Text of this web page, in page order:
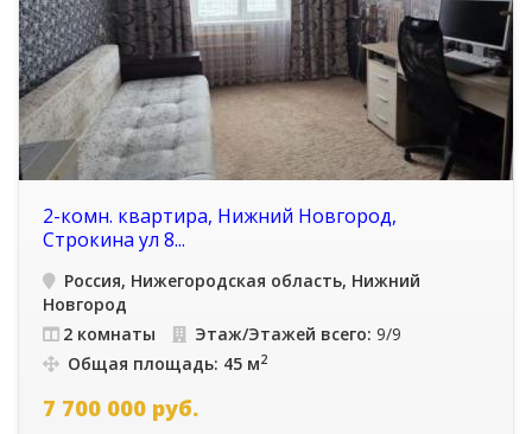
2-комн. квартира, Нижний Новгород,
Строкина ул 8...
Россия, Нижегородская область, Нижний
Новгород
2 комнаты
Этаж/Этажей всего: 9/9
Общая площадь: 45 м2
7 700 000 руб.